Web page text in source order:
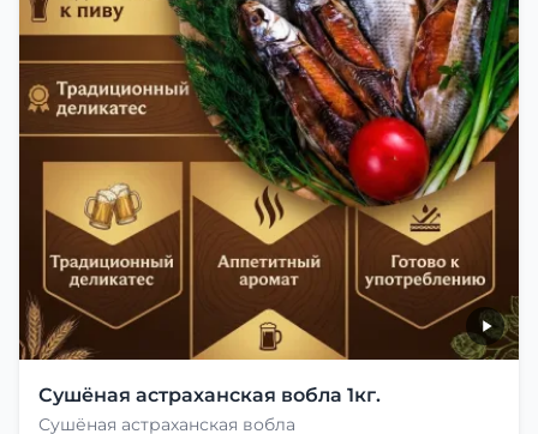
Сушёная астраханская вобла 1кг.
Сушёная астраханская вобла